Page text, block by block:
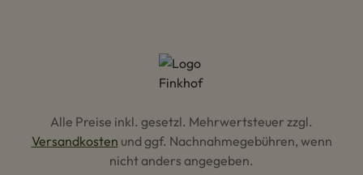
Alle Preise inkl. gesetzl. Mehrwertsteuer zzgl.
Versandkosten und ggf. Nachnahmegebühren, wenn
nicht anders angegeben.